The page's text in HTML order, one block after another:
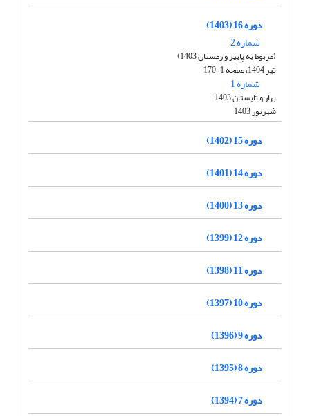
دوره 16 (1403)
شماره 2
(مربوط به پاییز و زمستان 1403)
تیر 1404، صفحه 1-170
شماره 1
بهار و تابستان 1403
شهریور 1403
دوره 15 (1402)
دوره 14 (1401)
دوره 13 (1400)
دوره 12 (1399)
دوره 11 (1398)
دوره 10 (1397)
دوره 9 (1396)
دوره 8 (1395)
دوره 7 (1394)